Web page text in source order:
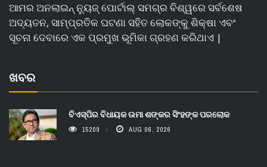
ଆମର ଅନଲାଇନ୍ ନ୍ୟୁଜ୍ ପୋର୍ଟାଲ୍ ସମଗ୍ର ବିଶ୍ୱରେ ସର୍ବଶେଷ
ଅଦ୍ୟତନ, ସାମ୍ପ୍ରତିକ ଘଟଣା ସହିତ ଲୋକଙ୍କୁ ଶିକ୍ଷା ଏବଂ
ସୂଚନା ଦେବାରେ ଏକ ପ୍ରମୁଖ ଭୂମିକା ଗ୍ରହଣ କରିଥାଏ |
ଖବର
ବିଏସ୍‌ପିର ବିଧାୟକ ଉମା ଶଙ୍କର ସିଂହଙ୍କ ପରଲୋକ
15209 AUG 06, 2026